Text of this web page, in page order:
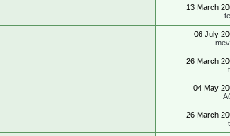
13 March
06 July
26 March
04 May
26 March